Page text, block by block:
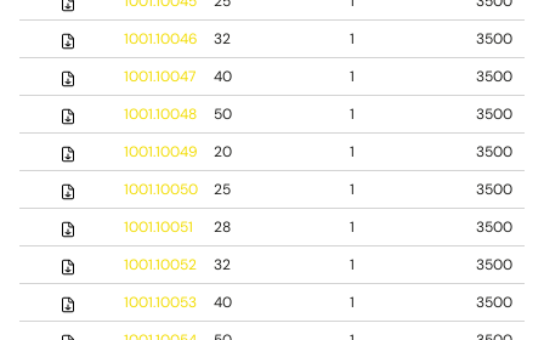
1001.10046
32 1
3500
1001.10047
40 1
3500
1001.10048
50 1
3500
1001.10049
20 1
3500
1001.10050
25 1
3500
1001.10051
28 1
3500
1001.10052
32 1
3500
1001.10053
40 1
3500